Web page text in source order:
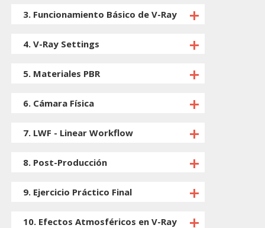
3. Funcionamiento Básico de V-Ray
4. V-Ray Settings
5. Materiales PBR
6. Cámara Física
7. LWF - Linear Workflow
8. Post-Producción
9. Ejercicio Práctico Final
10. Efectos Atmosféricos en V-Ray